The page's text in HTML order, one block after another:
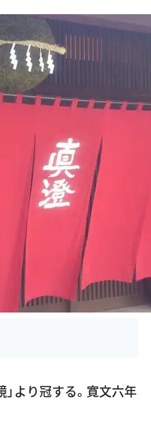
より冠する。寛文六年